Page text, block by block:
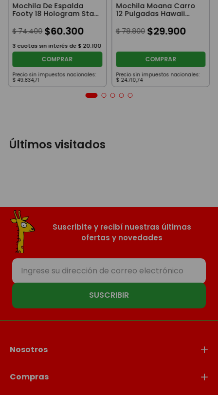
Mochila De Espalda
Footy 18 Hologram Star
Negro
$ 74.400 $60.300
3 cuotas sin interés de $ 20.100
COMPRAR
Precio sin impuestos nacionales:
$ 49.834,71
Mochila Moana Carro
12 Pulgadas Hawaii
$ 78.800 $29.900
COMPRAR
Precio sin impuestos nacionales:
$ 24.710,74
Últimos visitados
Suscribite y recibí nuestras últimas
ofertas y novedades
SUSCRIBIR
Nosotros
Compras